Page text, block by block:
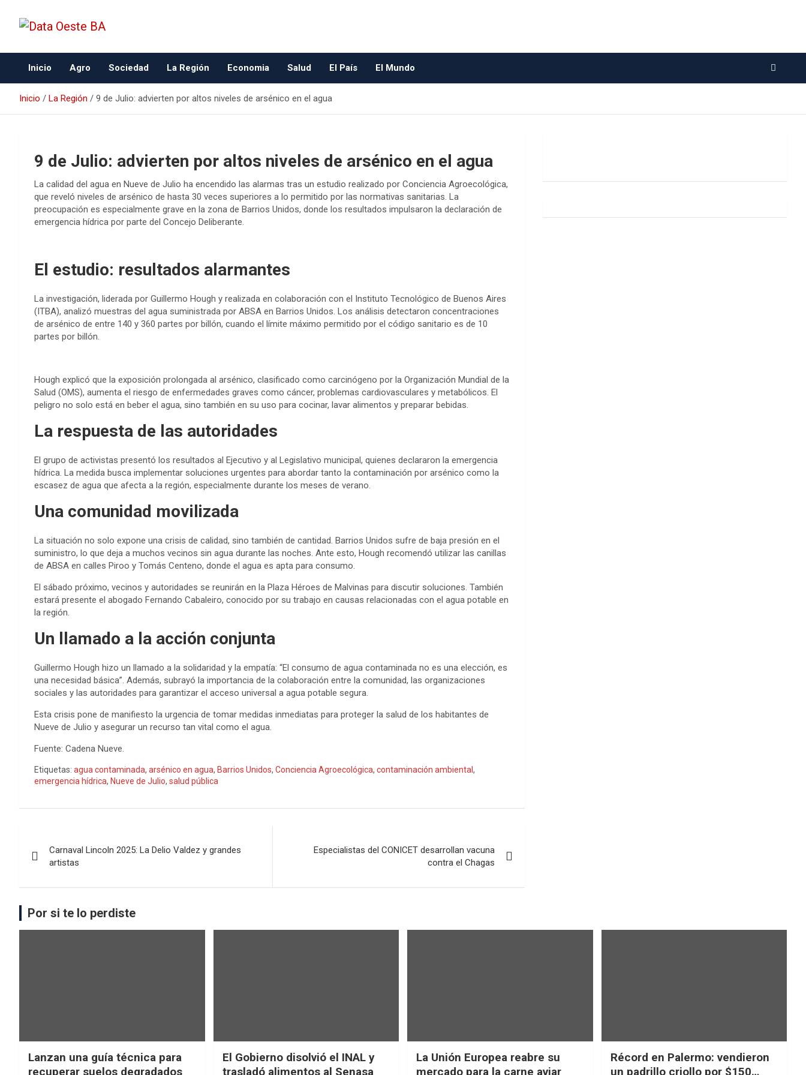
Data Oeste BA
Inicio Agro Sociedad La Región Economia Salud El País El Mundo
Inicio La Región 9 de Julio: advierten por altos niveles de arsénico en el agua
9 de Julio: advierten por altos niveles de arsénico en el agua
La calidad del agua en Nueve de Julio ha encendido las alarmas tras un estudio realizado por Conciencia Agroecológica,
que reveló niveles de arsénico de hasta 30 veces superiores a lo permitido por las normativas sanitarias. La
preocupación es especialmente grave en la zona de Barrios Unidos, donde los resultados impulsaron la declaración de
emergencia hídrica por parte del Concejo Deliberante.
El estudio: resultados alarmantes
La investigación, liderada por Guillermo Hough y realizada en colaboración con el Instituto Tecnológico de Buenos Aires
(ITBA), analizó muestras del agua suministrada por ABSA en Barrios Unidos. Los análisis detectaron concentraciones
de arsénico de entre 140 y 360 partes por billón, cuando el límite máximo permitido por el código sanitario es de 10
partes por billón.
Hough explicó que la exposición prolongada al arsénico, clasificado como carcinógeno por la Organización Mundial de la
Salud (OMS), aumenta el riesgo de enfermedades graves como cáncer, problemas cardiovasculares y metabólicos. El
peligro no solo está en beber el agua, sino también en su uso para cocinar, lavar alimentos y preparar bebidas.
La respuesta de las autoridades
El grupo de activistas presentó los resultados al Ejecutivo y al Legislativo municipal, quienes declararon la emergencia
hídrica. La medida busca implementar soluciones urgentes para abordar tanto la contaminación por arsénico como la
escasez de agua que afecta a la región, especialmente durante los meses de verano.
Una comunidad movilizada
La situación no solo expone una crisis de calidad, sino también de cantidad. Barrios Unidos sufre de baja presión en el
suministro, lo que deja a muchos vecinos sin agua durante las noches. Ante esto, Hough recomendó utilizar las canillas
de ABSA en calles Piroo y Tomás Centeno, donde el agua es apta para consumo.
El sábado próximo, vecinos y autoridades se reunirán en la Plaza Héroes de Malvinas para discutir soluciones. También
estará presente el abogado Fernando Cabaleiro, conocido por su trabajo en causas relacionadas con el agua potable en
la región.
Un llamado a la acción conjunta
Guillermo Hough hizo un llamado a la solidaridad y la empatía: “El consumo de agua contaminada no es una elección, es
una necesidad básica”. Además, subrayó la importancia de la colaboración entre la comunidad, las organizaciones
sociales y las autoridades para garantizar el acceso universal a agua potable segura.
Esta crisis pone de manifiesto la urgencia de tomar medidas inmediatas para proteger la salud de los habitantes de
Nueve de Julio y asegurar un recurso tan vital como el agua.
Fuente: Cadena Nueve.
Etiquetas: agua contaminada, arsénico en agua, Barrios Unidos, Conciencia Agroecológica, contaminación ambiental ,
emergencia hídrica, Nueve de Julio, salud pública
Carnaval Lincoln 2025: La Delio Valdez y grandes
artistas
Especialistas del CONICET desarrollan vacuna
contra el Chagas
Por si te lo perdiste
Lanzan una guía técnica para
recuperar suelos degradados
El Gobierno disolvió el INAL y
trasladó alimentos al Senasa
La Unión Europea reabre su
mercado para la carne aviar
Récord en Palermo: vendieron
un padrillo criollo por $150